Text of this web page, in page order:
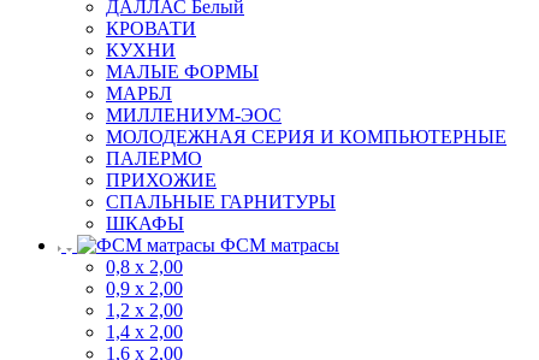
ДАЛЛАС Белый
КРОВАТИ
КУХНИ
МАЛЫЕ ФОРМЫ
МАРБЛ
МИЛЛЕНИУМ-ЭОС
МОЛОДЕЖНАЯ СЕРИЯ И КОМПЬЮТЕРНЫЕ
ПАЛЕРМО
ПРИХОЖИЕ
СПАЛЬНЫЕ ГАРНИТУРЫ
ШКАФЫ
ФСМ матрасы
0,8 х 2,00
0,9 х 2,00
1,2 х 2,00
1,4 х 2,00
1,6 х 2,00